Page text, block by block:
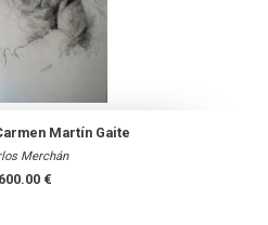
Martín Gaite
Merchán
600.00 €